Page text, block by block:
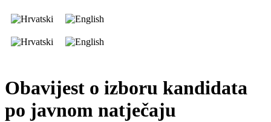
Obavijest o izboru kandidata
po javnom natječaju